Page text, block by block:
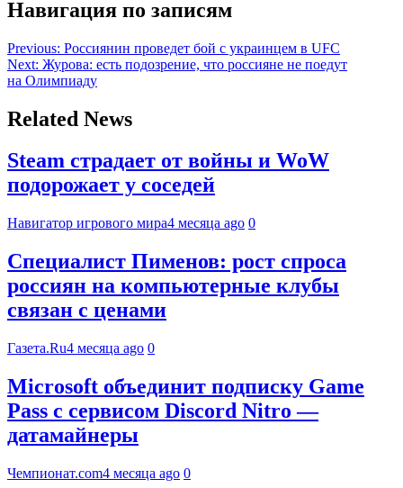
Навигация по записям
Previous: Россиянин проведет бой с украинцем в UFC
Next: Журова: есть подозрение, что россияне не поедут
на Олимпиаду
Related News
Steam страдает от войны и WoW
подорожает у соседей
Навигатор игрового мира4 месяца ago 0
Специалист Пименов: рост спроса
россиян на компьютерные клубы
связан с ценами
Газета.Ru4 месяца ago 0
Microsoft объединит подписку Game
Pass с сервисом Discord Nitro —
датамайнеры
Чемпионат.com4 месяца ago 0